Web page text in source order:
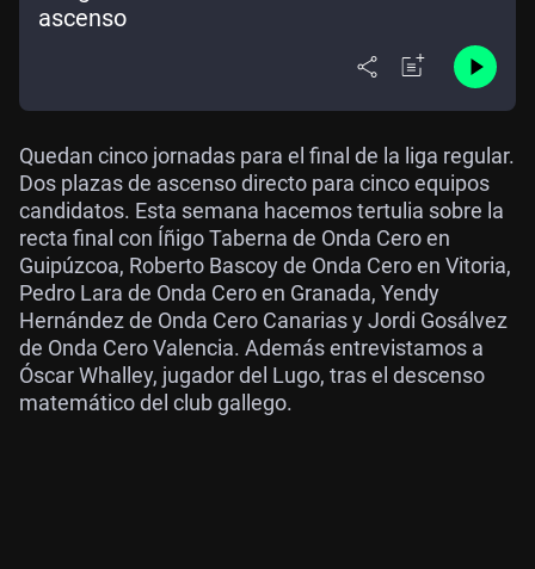
ascenso
Quedan cinco jornadas para el final de la liga regular.
Dos plazas de ascenso directo para cinco equipos
candidatos. Esta semana hacemos tertulia sobre la
recta final con Íñigo Taberna de Onda Cero en
Guipúzcoa, Roberto Bascoy de Onda Cero en Vitoria,
Pedro Lara de Onda Cero en Granada, Yendy
Hernández de Onda Cero Canarias y Jordi Gosálvez
de Onda Cero Valencia. Además entrevistamos a
Óscar Whalley, jugador del Lugo, tras el descenso
matemático del club gallego.